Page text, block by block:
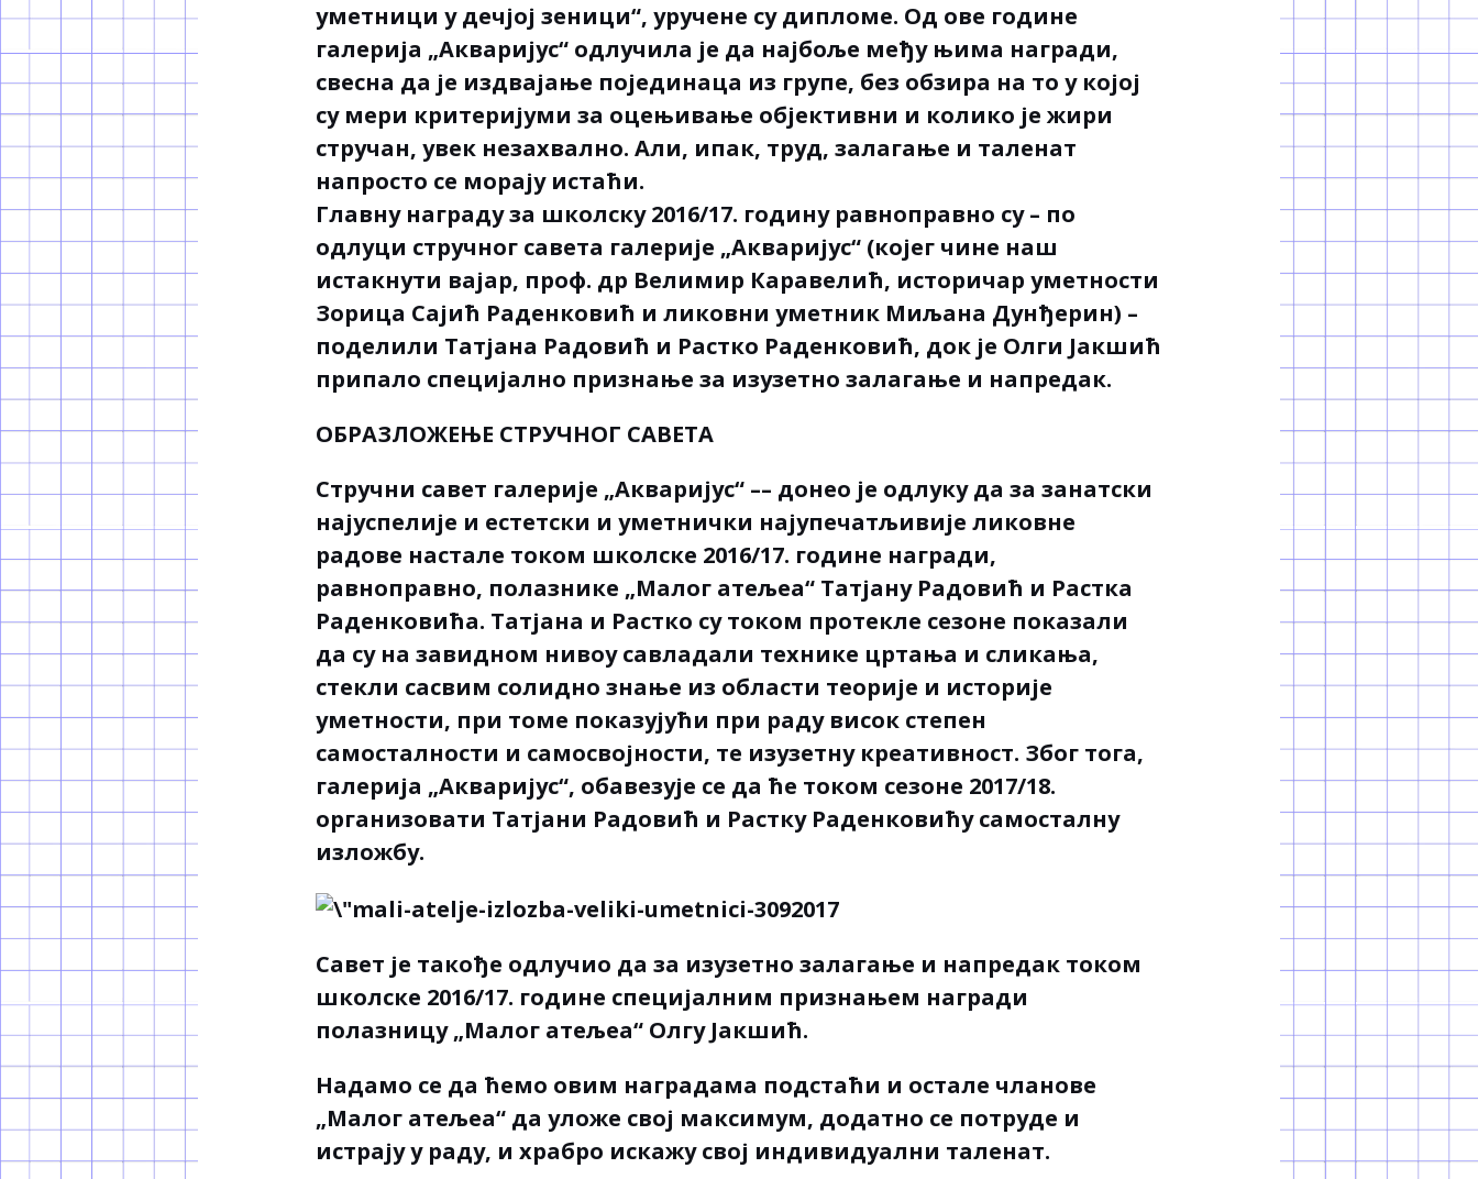
уметници у дечјој зеници“, уручене су дипломе. Од ове године
галерија „Акваријус“ одлучила је да најбоље међу њима награди,
свесна да је издвајање појединаца из групе, без обзира на то у којој
су мери критеријуми за оцењивање објективни и колико је жири
стручан, увек незахвално. Али, ипак, труд, залагање и таленат
напросто се морају истаћи.
Главну награду за школску 2016/17. годину равноправно су – по
одлуци стручног савета галерије „Акваријус“ (којег чине наш
истакнути вајар, проф. др Велимир Каравелић, историчар уметности
Зорица Сајић Раденковић и ликовни уметник Миљана Дунђерин) –
поделили Татјана Радовић и Растко Раденковић, док је Олги Јакшић
припало специјално признање за изузетно залагање и напредак.
ОБРАЗЛОЖЕЊЕ СТРУЧНОГ САВЕТА
Стручни савет галерије „Акваријус“ –– донео је одлуку да за занатски
најуспелије и естетски и уметнички најупечатљивије ликовне
радове настале током школске 2016/17. године награди,
равноправно, полазнике „Малог атељеа“ Татјану Радовић и Растка
Раденковића. Татјана и Растко су током протекле сезоне показали
да су на завидном нивоу савладали технике цртања и сликања,
стекли сасвим солидно знање из области теорије и историје
уметности, при томе показујући при раду висок степен
самосталности и самосвојности, те изузетну креативност. Због тога,
галерија „Акваријус“, обавезује се да ће током сезоне 2017/18.
организовати Татјани Радовић и Растку Раденковићу самосталну
изложбу.
Савет је такође одлучио да за изузетно залагање и напредак током
школске 2016/17. године специјалним признањем награди
полазницу „Малог атељеа“ Олгу Јакшић.
Надамо се да ћемо овим наградама подстаћи и остале чланове
„Малог атељеа“ да уложе свој максимум, додатно се потруде и
истрају у раду, и храбро искажу свој индивидуални таленат.